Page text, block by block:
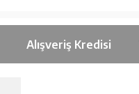
Alışveriş Kredisi